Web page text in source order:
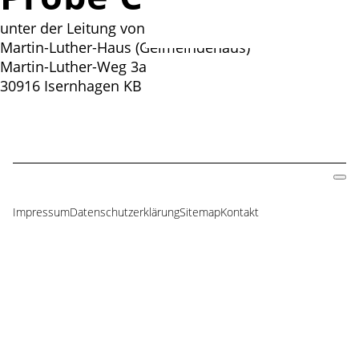
unter der Leitung von Roland Baumgarte
Martin-Luther-Haus (Geimeindehaus)
Martin-Luther-Weg 3a
30916 Isernhagen KB
Navigation
ImpressumDatenschutzerklärungSitemapKontakt